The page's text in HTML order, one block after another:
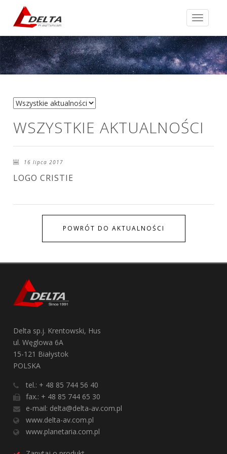
WSZYSTKIE AKTUALNOŚCI
16 lipca 2017
LOGO CRISTIE
POWRÓT DO AKTUALNOŚCI
Delta sp.j. Krentowski, Hus
ul. Węglowa 6A
15-121 Białystok
POLSKA
tel.: + 48 85 744 56 40
fax.: + 48 85 744 65 30
e-mail: delta@delta-av.com.pl
www.delta-av.com.pl
www.planetaria.com.pl